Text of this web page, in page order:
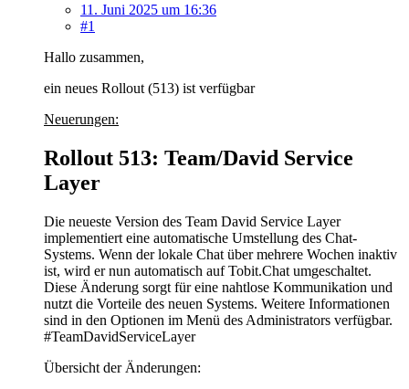
11. Juni 2025 um 16:36
#1
Hallo zusammen,
ein neues Rollout (513) ist verfügbar
Neuerungen:
Rollout 513: Team/David Service
Layer
Die neueste Version des Team David Service Layer
implementiert eine automatische Umstellung des Chat-
Systems. Wenn der lokale Chat über mehrere Wochen inaktiv
ist, wird er nun automatisch auf Tobit.Chat umgeschaltet.
Diese Änderung sorgt für eine nahtlose Kommunikation und
nutzt die Vorteile des neuen Systems. Weitere Informationen
sind in den Optionen im Menü des Administrators verfügbar.
#TeamDavidServiceLayer
Übersicht der Änderungen: